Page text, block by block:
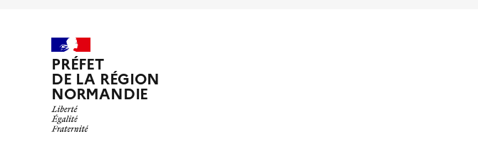
PRÉFET
DE LA RÉGION
NORMANDIE